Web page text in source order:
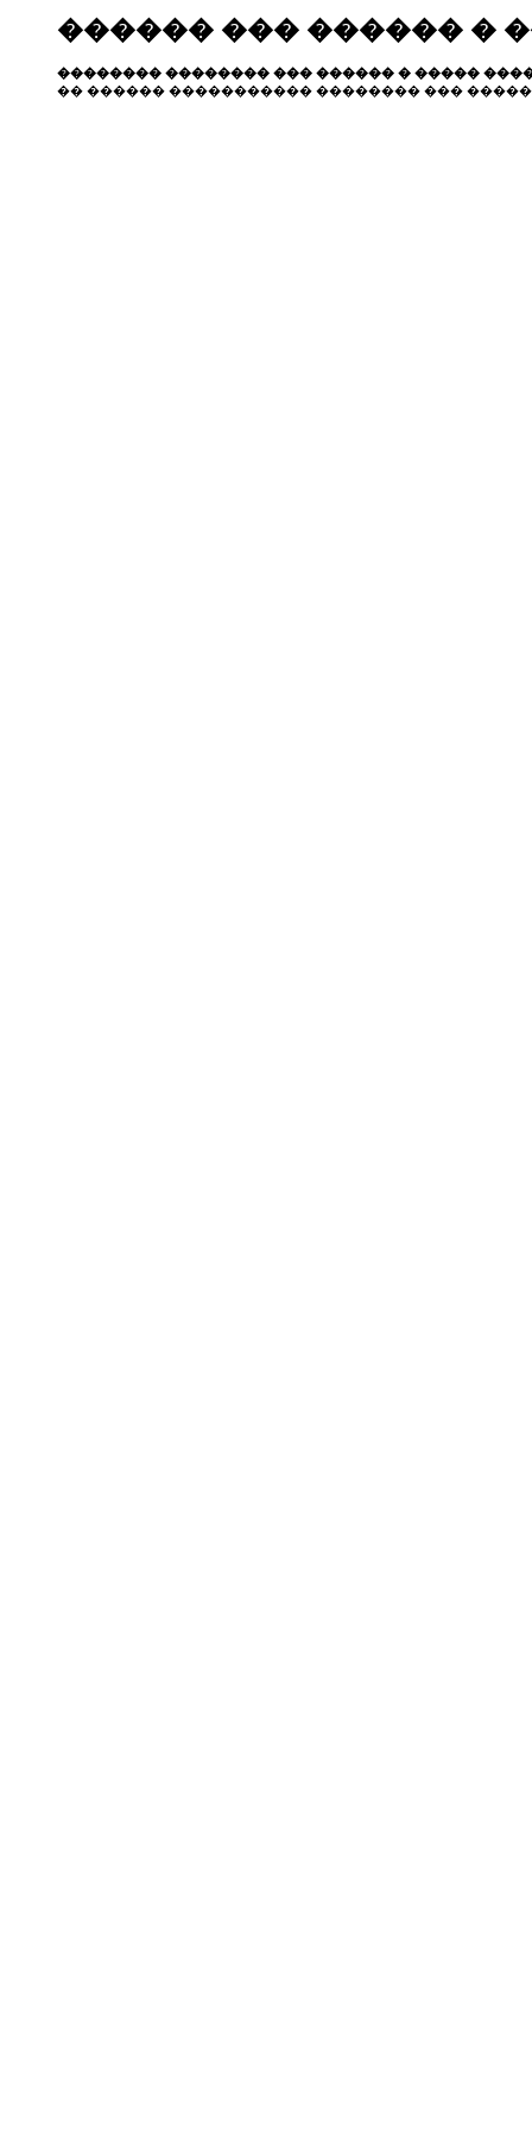
������ ��� ������ �
�������� �������� ��� ������ � �����
�� ������ ����������� �������� ���